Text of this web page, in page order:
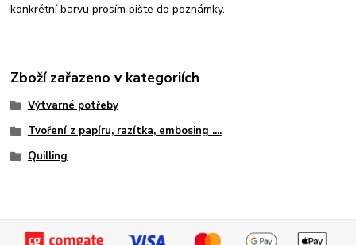
konkrétní barvu prosím pište do poznámky.
Zboží zařazeno v kategoriích
Výtvarné potřeby
Tvoření z papíru, razítka, embosing ....
Quilling